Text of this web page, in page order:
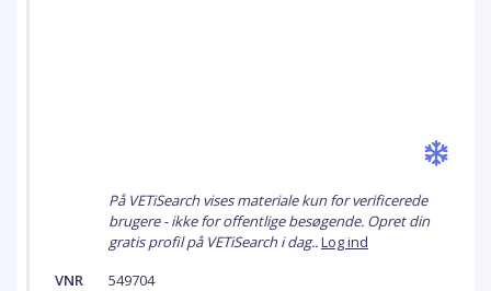
På VETiSearch vises materiale kun for verificerede
brugere - ikke for offentlige besøgende. Opret din
gratis profil på VETiSearch i dag..Log ind
VNR
549704